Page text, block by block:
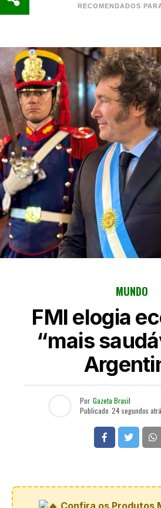
RECOMENDADOS
MUNDO
FMI elogia
“mais
Por Gazeta Brasil
Publicado 24 segundos
Confira os Produtos